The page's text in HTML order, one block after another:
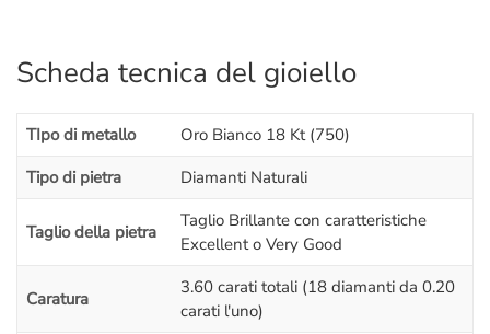
marrone.
Insomma un dettaglio non trascurabile: acquisto un diamante
Quindii diamanti devono sempre essere “NO BGM”
solo il colore primario e non ci sono altri colori e/o
(Il BGM è un argomento lungo da spiegare, è stato qui
per una lettura facilitata, ad ogni modo
diamante non deve avere il BGM , questo è sicuro!)
Scheda tecnica del gioiello
TIpo di metallo
Oro Bianco 18 Kt (750)
Tipo di pietra
Diamanti Naturali
Taglio della pietra
Taglio Brillante con caratteristiche
Excellent o Very Good
Caratura
3.60 carati totali (18 diamanti da 0.20
carati l'uno)